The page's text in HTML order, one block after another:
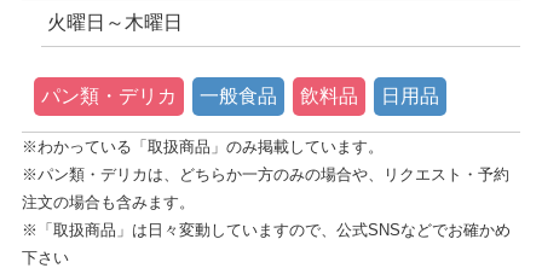
火曜日～木曜日
パン類・デリカ 一般食品 飲料品 日用品
※わかっている「取扱商品」のみ掲載しています。
※パン類・デリカは、どちらか一方のみの場合や、リクエスト・予約
注文の場合も含みます。
※「取扱商品」は日々変動していますので、公式SNSなどでお確かめ
下さい